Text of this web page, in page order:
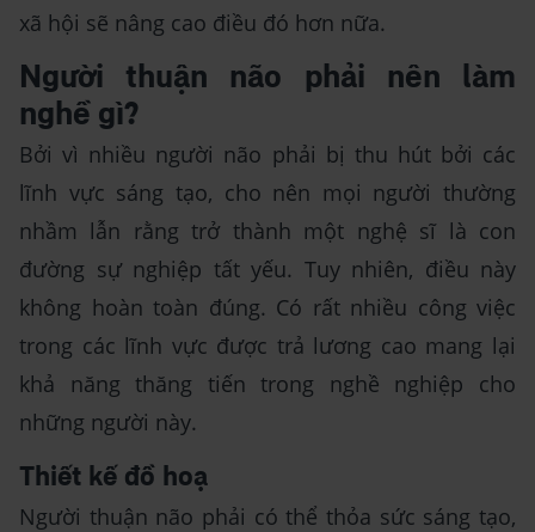
xã hội sẽ nâng cao điều đó hơn nữa.
Người thuận não phải nên làm
nghề gì?
Bởi vì nhiều người não phải bị thu hút bởi các
lĩnh vực sáng tạo, cho nên mọi người thường
nhầm lẫn rằng trở thành một nghệ sĩ là con
đường sự nghiệp tất yếu. Tuy nhiên, điều này
không hoàn toàn đúng. Có rất nhiều công việc
trong các lĩnh vực được trả lương cao mang lại
khả năng thăng tiến trong nghề nghiệp cho
những người này.
Thiết kế đồ hoạ
Người thuận não phải có thể thỏa sức sáng tạo,